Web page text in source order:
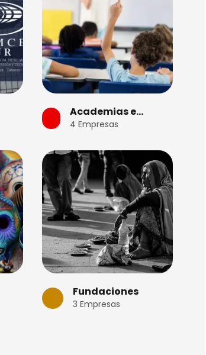
Academias e
Institutos
4 Empresas
Fundaciones
3 Empresas